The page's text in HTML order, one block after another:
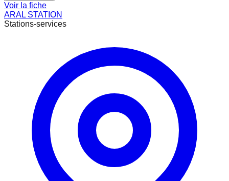
Voir la fiche
ARAL STATION
Stations-services